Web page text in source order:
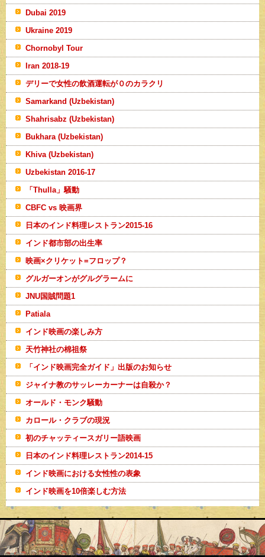
Dubai 2019
Ukraine 2019
Chornobyl Tour
Iran 2018-19
デリーで女性の飲酒運転が０のカラクリ
Samarkand (Uzbekistan)
Shahrisabz (Uzbekistan)
Bukhara (Uzbekistan)
Khiva (Uzbekistan)
Uzbekistan 2016-17
「Thulla」騒動
CBFC vs 映画界
日本のインド料理レストラン2015-16
インド都市部の出生率
映画×クリケット=フロップ？
グルガーオンがグルグラームに
JNU国賊問題1
Patiala
インド映画の楽しみ方
天竹神社の棉祖祭
「インド映画完全ガイド」出版のお知らせ
ジャイナ教のサッレーカーナーは自殺か？
オールド・モンク騒動
カロール・クラブの現況
初のチャッティースガリー語映画
日本のインド料理レストラン2014-15
インド映画における女性性の表象
インド映画を10倍楽しむ方法